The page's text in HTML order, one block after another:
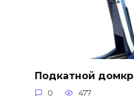
Подкатной
0 477